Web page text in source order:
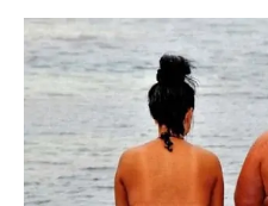
собаки